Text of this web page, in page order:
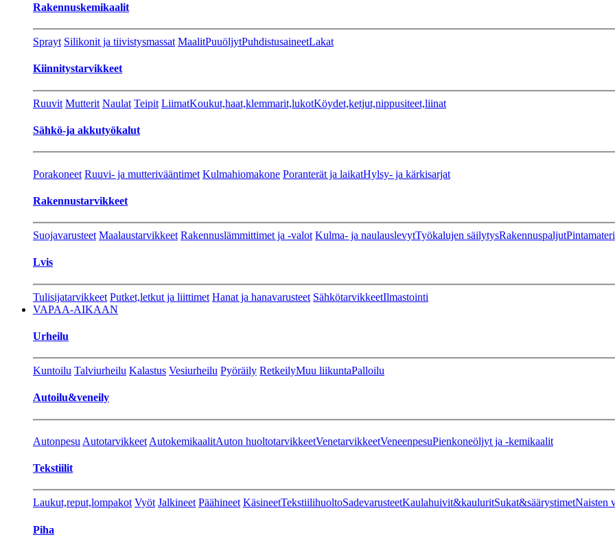
Rakennuskemikaalit
Sprayt Silikonit ja tiivistysmassat MaalitPuuöljytPuhdistusaineetLakat
Kiinnitystarvikkeet
Ruuvit Mutterit Naulat Teipit LiimatKoukut,haat,klemmarit,lukotKöydet,ketjut,nippusiteet,liinat
Sähkö-ja akkutyökalut
Porakoneet Ruuvi- ja mutterivääntimet Kulmahiomakone Poranterät ja laikatHylsy- ja kärkisarjat
Rakennustarvikkeet
Suojavarusteet Maalaustarvikkeet Rakennuslämmittimet ja -valot Kulma- ja naulauslevytTyökalujen säilytysRakennuspaljut
Lvis
Tulisijatarvikkeet Putket,letkut ja liittimet Hanat ja hanavarusteet SähkötarvikkeetIlmastointi
VAPAA-AIKAAN
Urheilu
Kuntoilu Talviurheilu Kalastus Vesiurheilu Pyöräily RetkeilyMuu liikuntaPalloilu
Autoilu&veneily
Autonpesu Autotarvikkeet AutokemikaalitAuton huoltotarvikkeetVenetarvikkeetVeneenpesuPienkoneöljyt ja -kemikaalit
Tekstiilit
Laukut,reput,lompakot Vyöt Jalkineet Päähineet KäsineetTekstiilihuoltoSadevarusteetKaulahuivit&kauluritSukat&säärystimetNaisten
Piha